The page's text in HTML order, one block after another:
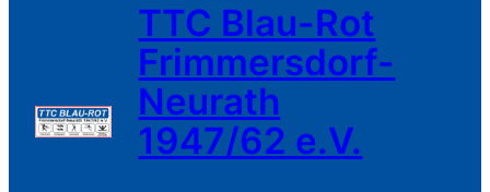
TTC Blau-Rot
Frimmersdorf-
Neurath
1947/62 e.V.